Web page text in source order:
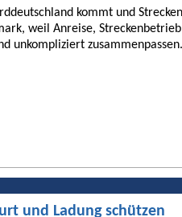
kommt und
weil Anreise,
unkompliziert
und Ladung schützen